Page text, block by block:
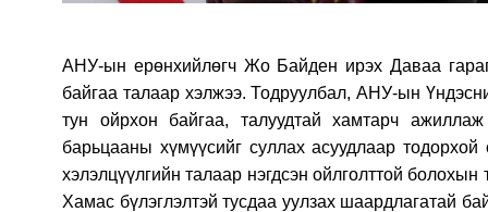
АНУ-ын ерөнхийлөгч Жо Байден ирэх Даваа
байгаа талаар хэлжээ. Тодруулбал, АНУ-ын
тун ойрхон байгаа, талуудтай хамтарч
барьцааны хүмүүсийг суллах асуудлаар
хэлэлцүүлгийн талаар нэгдсэн ойлголттой
Хамас бүлэглэлтэй тусдаа уулзах шаардлагатай